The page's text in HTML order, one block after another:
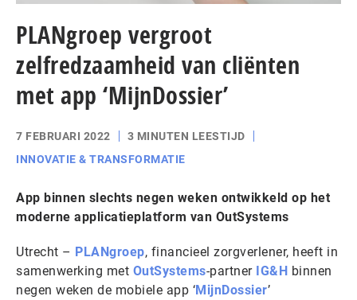
PLANgroep vergroot
zelfredzaamheid van cliënten
met app ‘MijnDossier’
7 FEBRUARI 2022
3 MINUTEN LEESTIJD
INNOVATIE & TRANSFORMATIE
App binnen slechts negen weken ontwikkeld op het
moderne applicatieplatform van OutSystems
Utrecht – PLANgroep, financieel zorgverlener, heeft in
samenwerking met OutSystems-partner IG&H binnen
negen weken de mobiele app ‘MijnDossier’